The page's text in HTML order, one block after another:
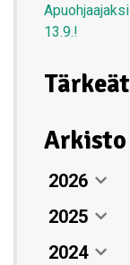
13.9.!
Arkisto
2026
Elokuu
07.
Heinäkuu
2025
Joulukuu
2024